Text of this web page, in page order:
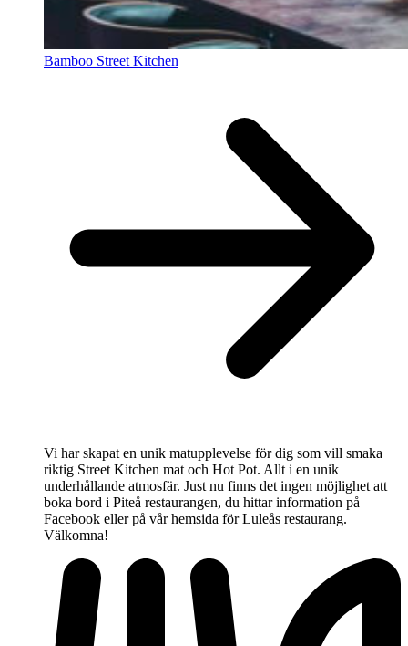
Bamboo Street Kitchen
Vi har skapat en unik matupplevelse för dig som vill smaka
riktig Street Kitchen mat och Hot Pot. Allt i en unik
underhållande atmosfär. Just nu finns det ingen möjlighet att
boka bord i Piteå restaurangen, du hittar information på
Facebook eller på vår hemsida för Luleås restaurang.
Välkomna!